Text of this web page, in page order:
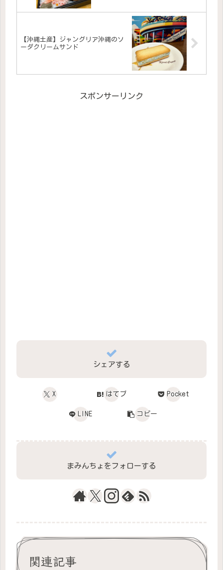
【沖縄土産】ジャングリア沖縄のソ
ーダクリームサンド
スポンサーリンク
シェアする
X はてブ Pocket
LINE コピー
まみんちょをフォローする
関連記事